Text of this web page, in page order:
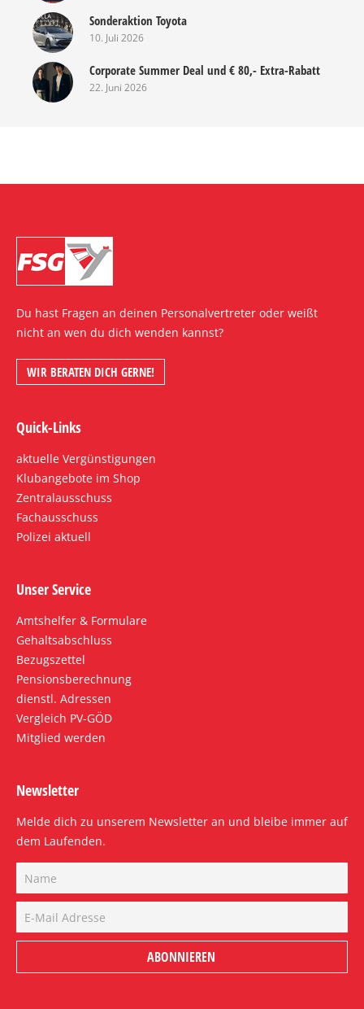
Sonderaktion Toyota
10. Juli 2026
Corporate Summer Deal und € 80,- Extra-Rabatt
22. Juni 2026
Du hast Fragen an deinen Personalvertreter oder weißt
nicht an wen du dich wenden kannst?
WIR BERATEN DICH GERNE!
Quick-Links
aktuelle Vergünstigungen
Klubangebote im Shop
Zentralausschuss
Fachausschuss
Polizei aktuell
Unser Service
Amtshelfer & Formulare
Gehaltsabschluss
Bezugszettel
Pensionsberechnung
dienstl. Adressen
Vergleich PV-GÖD
Mitglied werden
Newsletter
Melde dich zu unserem Newsletter an und bleibe immer auf
dem Laufenden.